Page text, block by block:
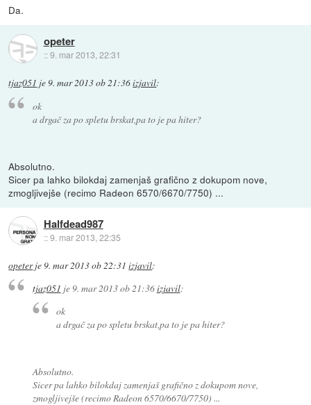
Da.
opeter
::9. mar 2013, 22:31
tjaz051 je9. mar 2013 ob 21:36izjavil:
ok
a drgač za po spletu brskat,pa to je pa hiter?
Absolutno.
Sicer pa lahko bilokdaj zamenjaš grafično z dokupom nove,
zmogljivejše (recimo Radeon 6570/6670/7750) ...
Halfdead987
::9. mar 2013, 22:35
opeterje9. mar 2013 ob 22:31 izjavil:
tjaz051 je9. mar 2013 ob 21:36izjavil:
ok
a drgač za po spletu brskat,pa to je pa hiter?
Absolutno.
Sicer pa lahko bilokdaj zamenjaš grafično z dokupom nove,
zmogljivejše (recimo Radeon 6570/6670/7750) ...